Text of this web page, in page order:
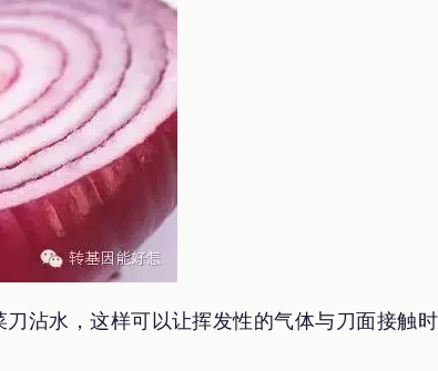
沾水，这样可以让挥发性的气体与刀面接触